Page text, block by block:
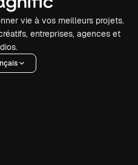
vie à vos meilleurs projets.
entreprises, agences et